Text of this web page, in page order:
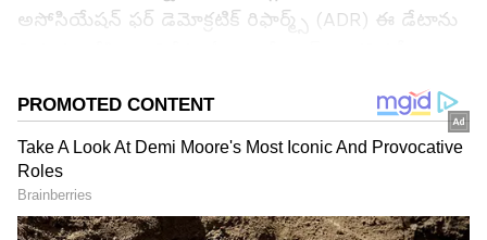
అసోసియేషన్ ఫర్ డెమోక్రటిక్ రిఫార్మ్స్ (ADR) ఈ డేటాను
గూగుల్‌లో ఆసక్తికరమైన సమాచారం కోసం ఏసియానెట్ తెలుగు